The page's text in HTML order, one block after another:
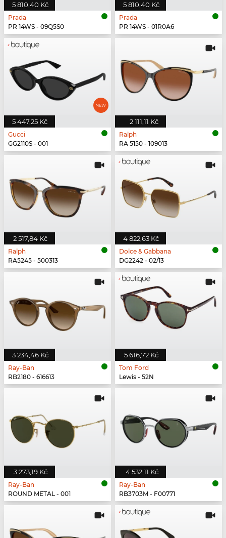
5 810,40 Kč
Prada
PR 14WS - 09Q5S0
5 810,40 Kč
Prada
PR 14WS - 01R0A6
5 447,25 Kč
Gucci
GG2110S - 001
2 111,11 Kč
Ralph
RA 5150 - 109013
2 517,84 Kč
Ralph
RA5245 - 500313
4 822,63 Kč
Dolce & Gabbana
DG2242 - 02/13
3 234,46 Kč
Ray-Ban
RB2180 - 616613
5 616,72 Kč
Tom Ford
Lewis - 52N
3 273,19 Kč
Ray-Ban
ROUND METAL - 001
4 532,11 Kč
Ray-Ban
RB3703M - F00771